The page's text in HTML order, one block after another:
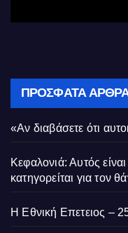
ΠΡΌΣΦΑΤΑ
«Αν διαβάσετε ότι
Κεφαλονιά: Αυτός
κατηγορείται για τον
Η Εθνική Επετειος –